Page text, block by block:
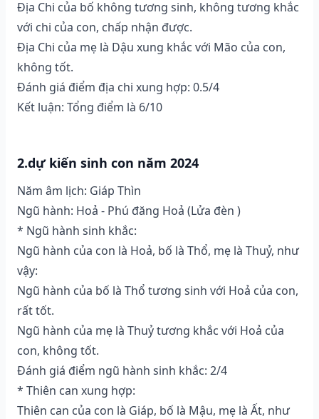
Địa Chi của bố không tương sinh, không tương khắc
với chi của con, chấp nhận được.
Địa Chi của mẹ là Dậu xung khắc với Mão của con,
không tốt.
Đánh giá điểm địa chi xung hợp: 0.5/4
Kết luận: Tổng điểm là 6/10
2.dự kiến sinh con năm 2024
Năm âm lịch: Giáp Thìn
Ngũ hành: Hoả - Phú đăng Hoả (Lửa đèn )
* Ngũ hành sinh khắc:
Ngũ hành của con là Hoả, bố là Thổ, mẹ là Thuỷ, như
vậy:
Ngũ hành của bố là Thổ tương sinh với Hoả của con,
rất tốt.
Ngũ hành của mẹ là Thuỷ tương khắc với Hoả của
con, không tốt.
Đánh giá điểm ngũ hành sinh khắc: 2/4
* Thiên can xung hợp:
Thiên can của con là Giáp, bố là Mậu, mẹ là Ất, như